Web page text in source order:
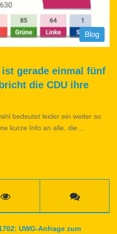
Blog
gerade einmal fünf
die CDU ihre
bedeutet leider ein weiter so
kurze Info an alle, die…
UWG-Anfrage zum